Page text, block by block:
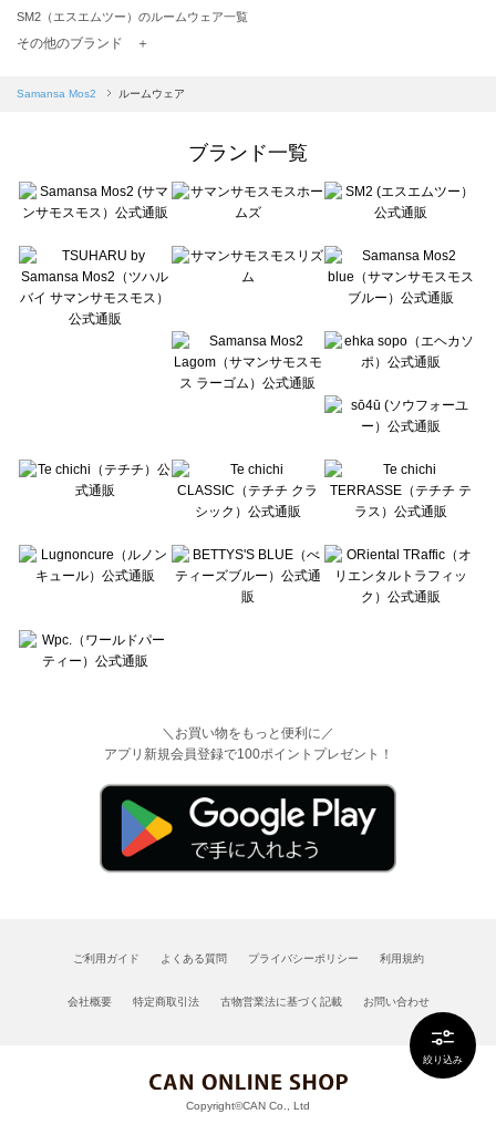
絞り込み
SM2（エスエムツー）のルームウェア一覧
TSUHARU by Samansa Mos2（ツハルバイサマンサモスモス）のルームウェア一覧
Samansa Mos2 blue（サマンサモスモス ブルー）のルームウェア一覧
sō4ū（ソウフォーユー）のルームウェア一覧
Te chichi（テチチ）のルームウェア一覧
Te chichi CLASSIC（テチチ クラシック）のルームウェア一覧
Lugnoncure（ルノンキュール）のルームウェア一覧
BETTY'S BLUE（べティーズブルー）のルームウェア一覧
Wpc.（ワールドパーティー）のルームウェア一覧
その他のブランド ＋
Samansa Mos2 ルームウェア
ブランド一覧
＼お買い物をもっと便利に／
アプリ新規会員登録で100ポイントプレゼント！
ご利用ガイド よくある質問 プライバシーポリシー 利用規約
会社概要 特定商取引法 古物営業法に基づく記載 お問い合わせ
Copyright©CAN Co., Ltd